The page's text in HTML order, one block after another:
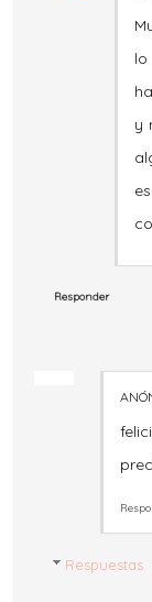
y
Responder
Respuestas